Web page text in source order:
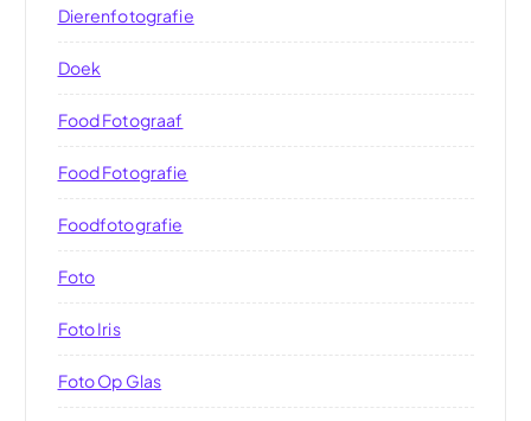
Dierenfotografie
Doek
Food Fotograaf
Food Fotografie
Foodfotografie
Foto
Foto Iris
Foto Op Glas